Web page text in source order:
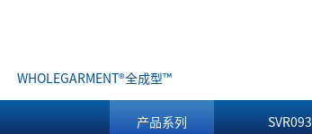
产品系列 SVR093
WHOLEGARMENT®全成型™